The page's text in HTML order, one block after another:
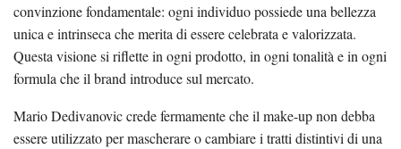
convinzione fondamentale: ogni individuo possiede una bellezza
unica e intrinseca che merita di essere celebrata e valorizzata.
Questa visione si riflette in ogni prodotto, in ogni tonalità e in ogni
formula che il brand introduce sul mercato.
Mario Dedivanovic crede fermamente che il make-up non debba
essere utilizzato per mascherare o cambiare i tratti distintivi di una